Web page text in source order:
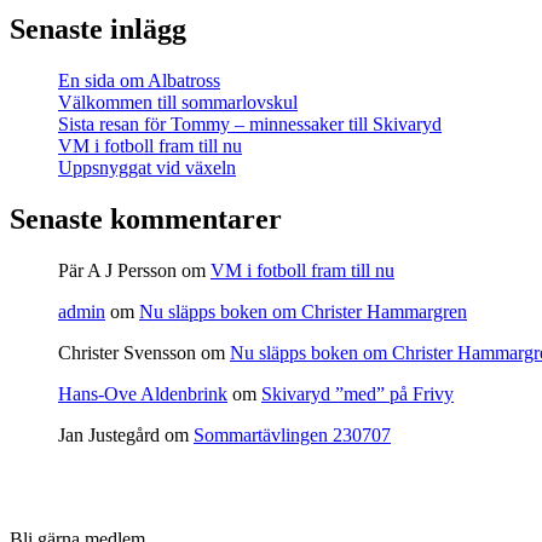
Senaste inlägg
En sida om Albatross
Välkommen till sommarlovskul
Sista resan för Tommy – minnessaker till Skivaryd
VM i fotboll fram till nu
Uppsnyggat vid växeln
Senaste kommentarer
Pär A J Persson om VM i fotboll fram till nu
admin om Nu släpps boken om Christer Hammargren
Christer Svensson om Nu släpps boken om Christer
Hans-Ove Aldenbrink om Skivaryd ”med” på Frivy
Jan Justegård om Sommartävlingen 230707